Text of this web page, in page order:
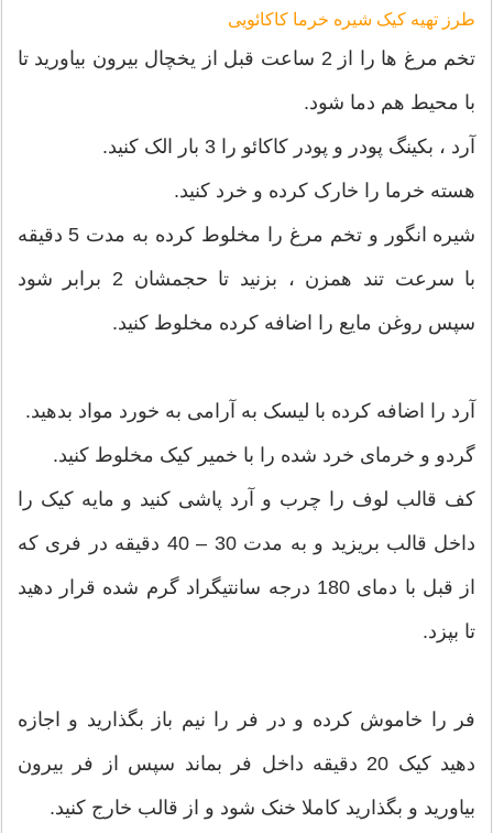
طرز تهیه کیک شیره خرما کاکائویی
تخم مرغ ها را از 2 ساعت قبل از یخچال بیرون بیاورید تا
با محیط هم دما شود.
آرد ، بکینگ پودر و پودر کاکائو را 3 بار الک کنید.
هسته خرما را خارک کرده و خرد کنید.
شیره انگور و تخم مرغ را مخلوط کرده به مدت 5 دقیقه
با سرعت تند همزن ، بزنید تا حجمشان 2 برابر شود
سپس روغن مایع را اضافه کرده مخلوط کنید.
آرد را اضافه کرده با لیسک به آرامی به خورد مواد بدهید.
گردو و خرمای خرد شده را با خمیر کیک مخلوط کنید.
کف قالب لوف را چرب و آرد پاشی کنید و مایه کیک را
داخل قالب بریزید و به مدت 30 – 40 دقیقه در فری که
از قبل با دمای 180 درجه سانتیگراد گرم شده قرار دهید
تا بپزد.
فر را خاموش کرده و در فر را نیم باز بگذارید و اجازه
دهید کیک 20 دقیقه داخل فر بماند سپس از فر بیرون
بیاورید و بگذارید کاملا خنک شود و از قالب خارج کنید.